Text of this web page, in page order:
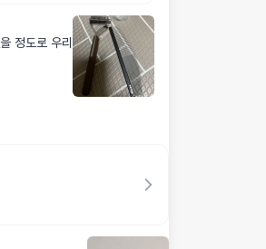
정도로 우리